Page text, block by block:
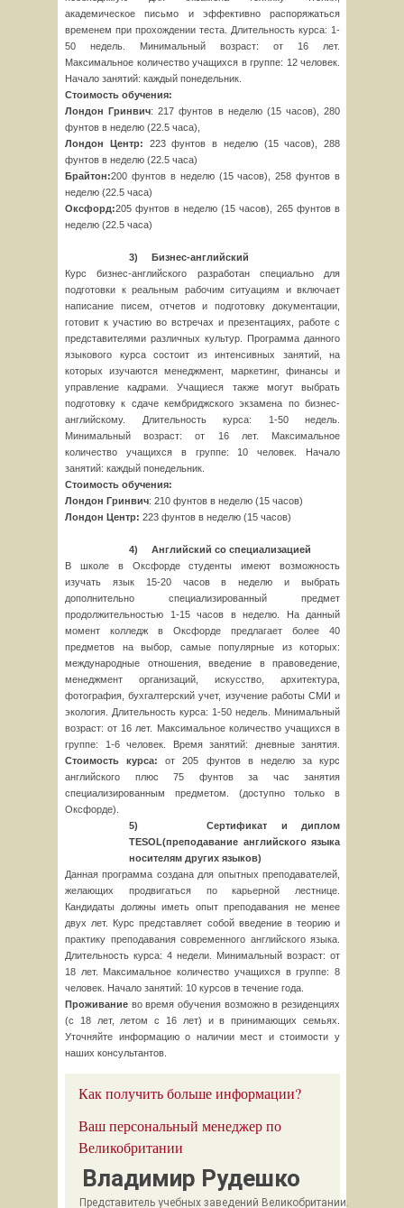
академическое письмо и эффективно распоряжаться
временем при прохождении теста. Длительность курса: 1-
50 недель. Минимальный возраст: от 16 лет.
Максимальное количество учащихся в группе: 12 человек.
Начало занятий: каждый понедельник.
Cтоимость обучения:
Лондон Гринвич: 217 фунтов в неделю (15 часов), 280
фунтов в неделю (22.5 часа),
Лондон Центр: 223 фунтов в неделю (15 часов), 288
фунтов в неделю (22.5 часа)
Брайтон:200 фунтов в неделю (15 часов), 258 фунтов в
неделю (22.5 часа)
Оксфорд:205 фунтов в неделю (15 часов), 265 фунтов в
неделю (22.5 часа)
3)Бизнес-английский
Курс бизнес-английского разработан специально для
подготовки к реальным рабочим ситуациям и включает
написание писем, отчетов и подготовку документации,
готовит к участию во встречах и презентациях, работе с
представителями различных культур. Программа данного
языкового курса состоит из интенсивных занятий, на
которых изучаются менеджмент, маркетинг, финансы и
управление кадрами. Учащиеся также могут выбрать
подготовку к сдаче кембриджского экзамена по бизнес-
английскому. Длительность курса: 1-50 недель.
Минимальный возраст: от 16 лет. Максимальное
количество учащихся в группе: 10 человек. Начало
занятий: каждый понедельник.
Cтоимость обучения:
Лондон Гринвич: 210 фунтов в неделю (15 часов)
Лондон Центр: 223 фунтов в неделю (15 часов)
4)Английский со специализацией
В школе в Оксфорде студенты имеют возможность
изучать язык 15-20 часов в неделю и выбрать
дополнительно специализированный предмет
продолжительностью 1-15 часов в неделю. На данный
момент колледж в Оксфорде предлагает более 40
предметов на выбор, самые популярные из которых:
международные отношения, введение в правоведение,
менеджмент организаций, искусство, архитектура,
фотография, бухгалтерский учет, изучение работы СМИ и
экология. Длительность курса: 1-50 недель. Минимальный
возраст: от 16 лет. Максимальное количество учащихся в
группе: 1-6 человек. Время занятий: дневные занятия.
Стоимость курса:от 205 фунтов в неделю за курс
английского плюс 75 фунтов за час занятия
специализированным предметом. (доступно только в
Оксфорде).
5)Сертификат и диплом
TESOL(преподавание английского языка
носителям других языков)
Данная программа создана для опытных преподавателей,
желающих продвигаться по карьерной лестнице.
Кандидаты должны иметь опыт преподавания не менее
двух лет. Курс представляет собой введение в теорию и
практику преподавания современного английского языка.
Длительность курса: 4 недели. Минимальный возраст: от
18 лет. Максимальное количество учащихся в группе: 8
человек. Начало занятий: 10 курсов в течение года.
Проживание во время обучения возможно в резиденциях
(с 18 лет, летом с 16 лет) и в принимающих семьях.
Уточняйте информацию о наличии мест и стоимости у
наших консультантов.
Как получить больше информации?
Ваш персональный менеджер по
Великобритании
Владимир Рудешко
Представитель учебных заведений Великобритании.